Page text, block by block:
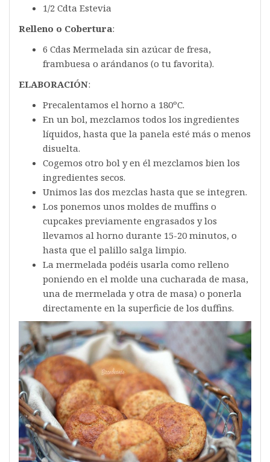
1/2 Cdta Estevia
Relleno o Cobertura:
6 Cdas Mermelada sin azúcar de fresa,
frambuesa o arándanos (o tu favorita).
ELABORACIÓN:
Precalentamos el horno a 180ºC.
En un bol, mezclamos todos los ingredientes
líquidos, hasta que la panela esté más o menos
disuelta.
Cogemos otro bol y en él mezclamos bien los
ingredientes secos.
Unimos las dos mezclas hasta que se integren.
Los ponemos unos moldes de muffins o
cupcakes previamente engrasados y los
llevamos al horno durante 15-20 minutos, o
hasta que el palillo salga limpio.
La mermelada podéis usarla como relleno
poniendo en el molde una cucharada de masa,
una de mermelada y otra de masa) o ponerla
directamente en la superficie de los duffins.